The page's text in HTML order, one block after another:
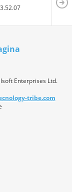
Enterprises Ltd.
tribe.com